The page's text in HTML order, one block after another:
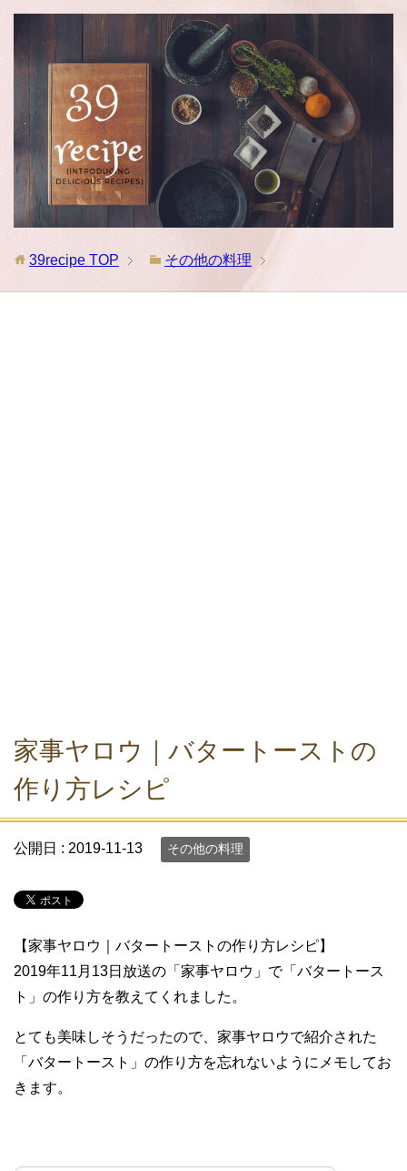
39recipe TOP その他の料理
家事ヤロウ｜バタートーストの
作り方レシピ
公開日 : 2019-11-13 その他の料理
【家事ヤロウ｜バタートーストの作り方レシピ】
2019年11月13日放送の「家事ヤロウ」で「バタートース
ト」の作り方を教えてくれました。
とても美味しそうだったので、家事ヤロウで紹介された
「バタートースト」の作り方を忘れないようにメモしてお
きます。